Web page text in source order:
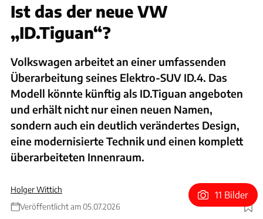
Ist das der neue VW
„ID.Tiguan“?
Volkswagen arbeitet an einer umfassenden
Überarbeitung seines Elektro-SUV ID.4. Das
Modell könnte künftig als ID.Tiguan angeboten
und erhält nicht nur einen neuen Namen,
sondern auch ein deutlich verändertes Design,
eine modernisierte Technik und einen komplett
überarbeiteten Innenraum.
Holger Wittich
Veröffentlicht am 05.07.2026
Foto: Stefan Baldauf
11 Bilder